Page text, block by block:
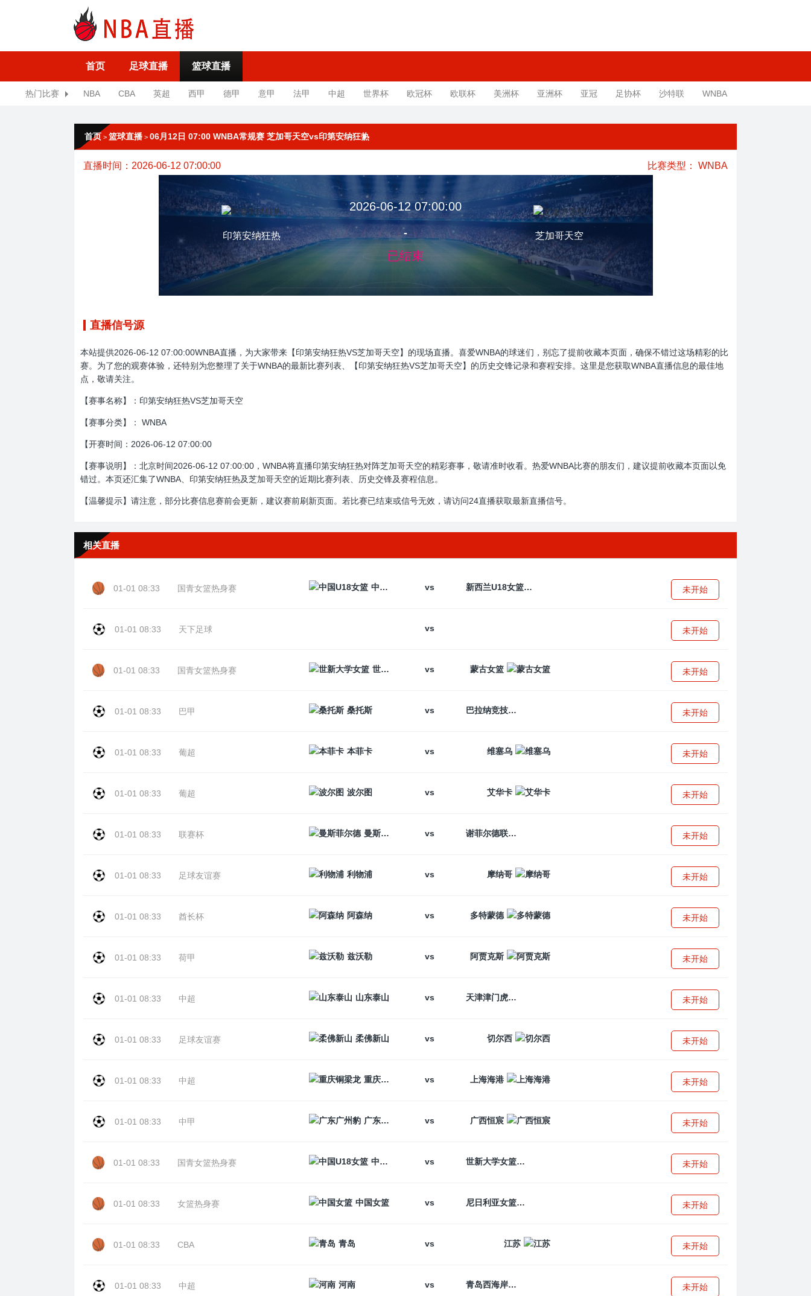
首页 足球直播 篮球直播
热门比赛 NBA CBA 英超 西甲 德甲 意甲 法甲 中超 世界杯 欧冠杯 欧联杯 美洲杯 亚洲杯 亚冠 足协杯 沙特联 WNBA
首页 > 篮球直播 > 06月12日 07:00 WNBA常规赛 芝加哥天空vs印第安纳狂热
直播时间：2026-06-12 07:00:00 比赛类型： WNBA
印第安纳狂热
2026-06-12 07:00:00
-
已结束
芝加哥天空
直播信号源
本站提供2026-06-12 07:00:00WNBA直播，为大家带来【印第安纳狂热VS芝加哥天空】的现场直播。喜爱WNBA的球迷们，别忘了提前收藏本页面，确保不错过这场精彩的比
赛。为了您的观赛体验，还特别为您整理了关于WNBA的最新比赛列表、【印第安纳狂热VS芝加哥天空】的历史交锋记录和赛程安排。这里是您获取WNBA直播信息的最佳地
点，敬请关注。
【赛事名称】：印第安纳狂热VS芝加哥天空
【赛事分类】： WNBA
【开赛时间：2026-06-12 07:00:00
【赛事说明】：北京时间2026-06-12 07:00:00，WNBA将直播印第安纳狂热对阵芝加哥天空的精彩赛事，敬请准时收看。热爱WNBA比赛的朋友们，建议提前收藏本页面以免
错过。本页还汇集了WNBA、印第安纳狂热及芝加哥天空的近期比赛列表、历史交锋及赛程信息。
【温馨提示】请注意，部分比赛信息赛前会更新，建议赛前刷新页面。若比赛已结束或信号无效，请访问24直播获取最新直播信号。
相关直播
01-01 08:33 国青女篮热身赛 中国U18女篮 vs 新西兰U18女篮 未开始
01-01 08:33 天下足球 vs 未开始
01-01 08:33 国青女篮热身赛 世新大学女篮 vs 蒙古女篮 未开始
01-01 08:33 巴甲 桑托斯 vs 巴拉纳竞技 未开始
01-01 08:33 葡超 本菲卡 vs 维塞乌 未开始
01-01 08:33 葡超 波尔图 vs 艾华卡 未开始
01-01 08:33 联赛杯 曼斯菲尔德 vs 谢菲尔德联 未开始
01-01 08:33 足球友谊赛 利物浦 vs 摩纳哥 未开始
01-01 08:33 酋长杯 阿森纳 vs 多特蒙德 未开始
01-01 08:33 荷甲 兹沃勒 vs 阿贾克斯 未开始
01-01 08:33 中超 山东泰山 vs 天津津门虎 未开始
01-01 08:33 足球友谊赛 柔佛新山 vs 切尔西 未开始
01-01 08:33 中超 重庆铜梁龙 vs 上海海港 未开始
01-01 08:33 中甲 广东广州豹 vs 广西恒宸 未开始
01-01 08:33 国青女篮热身赛 中国U18女篮 vs 世新大学女篮 未开始
01-01 08:33 女篮热身赛 中国女篮 vs 尼日利亚女篮 未开始
01-01 08:33 CBA 青岛 vs 江苏 未开始
01-01 08:33 中超 河南 vs 青岛西海岸 未开始